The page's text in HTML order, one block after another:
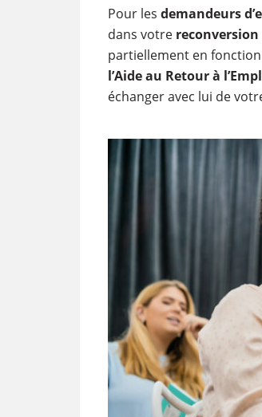
Pour les demandeurs
dans votre
partiellement en
l’Aide au Retour à
échanger avec lui de